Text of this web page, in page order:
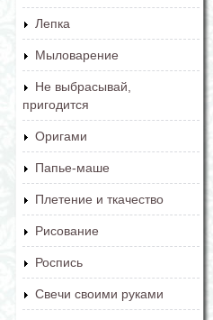
Лепка
Мыловарение
Не выбрасывай,
пригодится
Оригами
Папье-маше
Плетение и ткачество
Рисование
Роспись
Свечи своими руками